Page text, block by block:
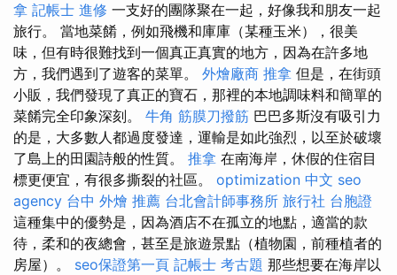
拿 記帳士 進修 一支好的團隊聚在一起，好像我和朋友一起
旅行。 當地菜餚，例如飛機和庫庫（某種玉米），很美
味，但有時很難找到一個真正真實的地方，因為在許多地
方，我們遇到了遊客的菜單。 外燴廠商 推拿 但是，在街頭
小販，我們發現了真正的寶石，那裡的本地調味料和簡單的
菜餚完全印象深刻。 牛角 筋膜刀撥筋 巴巴多斯沒有吸引力
的是，大多數人都過度發達，運輸是如此強烈，以至於破壞
了島上的田園詩般的性質。 推拿 在南海岸，休假的住宿目
標更便宜，有很多撕裂的社區。 optimization 中文 seo
agency 台中 外燴 推薦 台北會計師事務所 旅行社 台胞證
這種集中的優勢是，因為酒店不在孤立的地點，適當的款
待，柔和的夜總會，甚至是旅遊景點（植物園，前種植者的
房屋）。 seo保證第一頁 記帳士 考古題 那些想要在海岸以